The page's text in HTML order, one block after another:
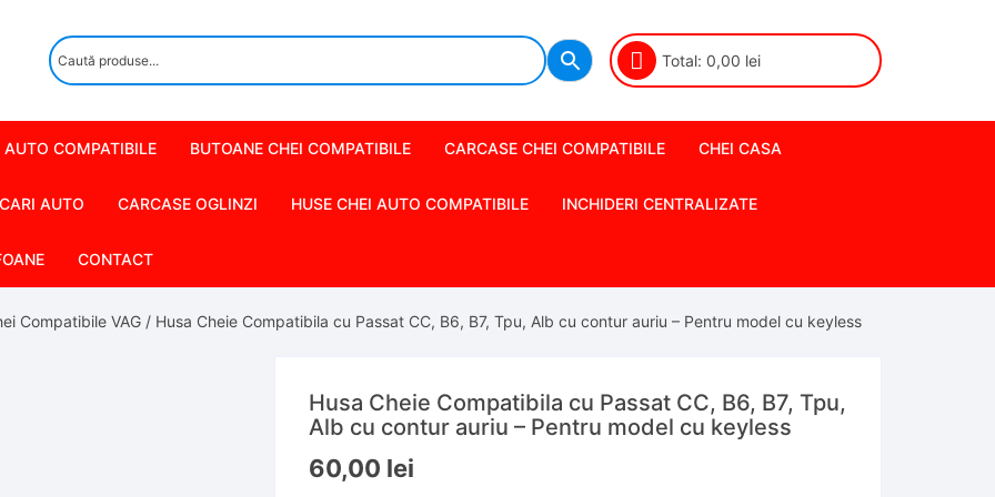
Total: 0,00 lei
AUTO COMPATIBILE BUTOANE CHEI COMPATIBILE CARCASE CHEI COMPATIBILE CHEI CASA
AUTO CARCASE OGLINZI HUSE CHEI AUTO COMPATIBILE INCHIDERI CENTRALIZATE
CONTACT
Compatibile VAG / Husa Cheie Compatibila cu Passat CC, B6, B7, Tpu, Alb cu contur auriu – Pentru model cu keyless
Husa Cheie Compatibila cu Passat CC, B6, B7, Tpu,
Alb cu contur auriu – Pentru model cu keyless
60,00 lei